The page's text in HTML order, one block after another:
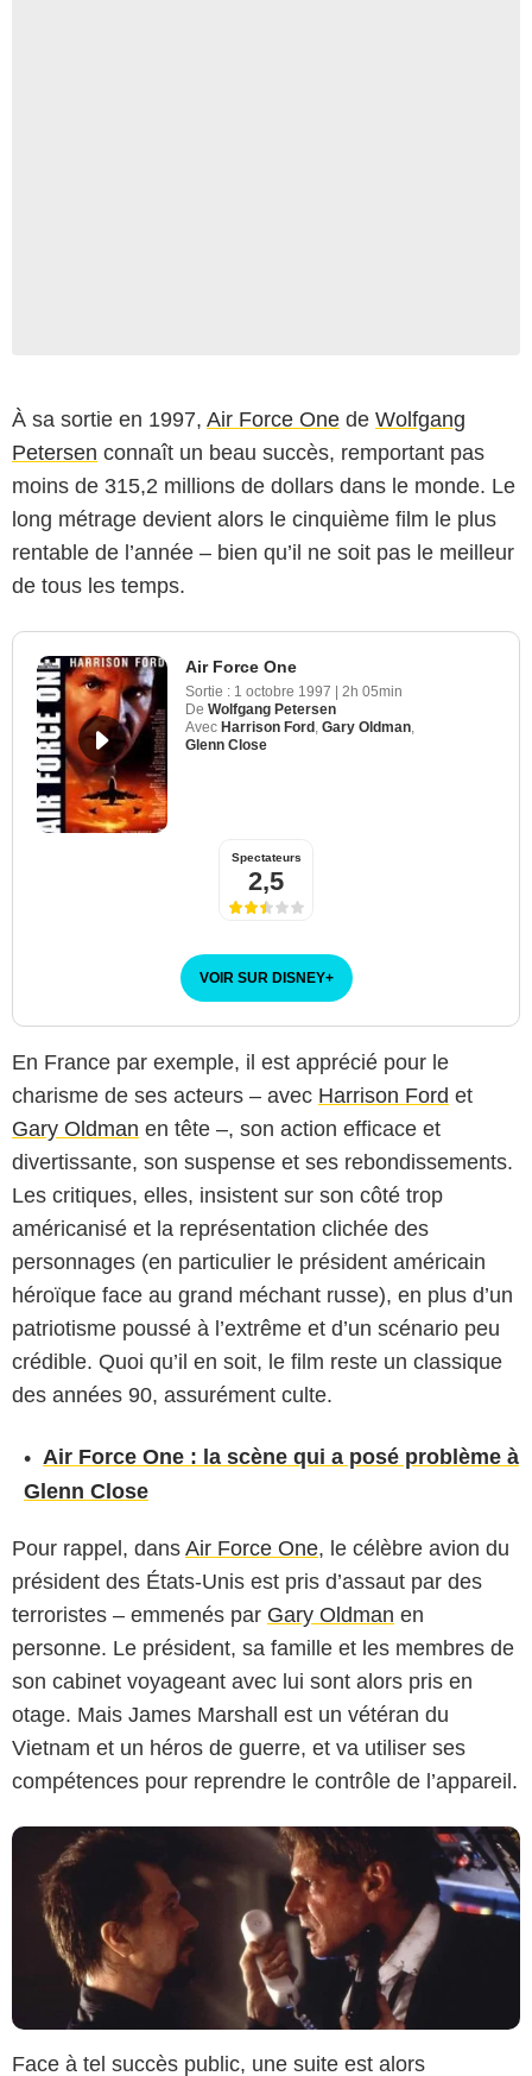
À sa sortie en 1997, Air Force One de Wolfgang
Petersen connaît un beau succès, remportant pas
moins de 315,2 millions de dollars dans le monde. Le
long métrage devient alors le cinquième film le plus
rentable de l’année – bien qu’il ne soit pas le meilleur
de tous les temps.
Air Force One
Sortie : 1 octobre 1997 | 2h 05min
De Wolfgang Petersen
Avec Harrison Ford Gary Oldman
Glenn Close
Spectateurs
2,5
VOIR SUR DISNEY+
En France par exemple, il est apprécié pour le
charisme de ses acteurs – avec Harrison Ford et
Gary Oldman en tête –, son action efficace et
divertissante, son suspense et ses rebondissements.
Les critiques, elles, insistent sur son côté trop
américanisé et la représentation clichée des
personnages (en particulier le président américain
héroïque face au grand méchant russe), en plus d’un
patriotisme poussé à l’extrême et d’un scénario peu
crédible. Quoi qu’il en soit, le film reste un classique
des années 90, assurément culte.
Air Force One : la scène qui a posé problème à
Glenn Close
Pour rappel, dans Air Force One, le célèbre avion du
président des États-Unis est pris d’assaut par des
terroristes – emmenés par Gary Oldman en
personne. Le président, sa famille et les membres de
son cabinet voyageant avec lui sont alors pris en
otage. Mais James Marshall est un vétéran du
Vietnam et un héros de guerre, et va utiliser ses
compétences pour reprendre le contrôle de l’appareil.
Face à tel succès public, une suite est alors